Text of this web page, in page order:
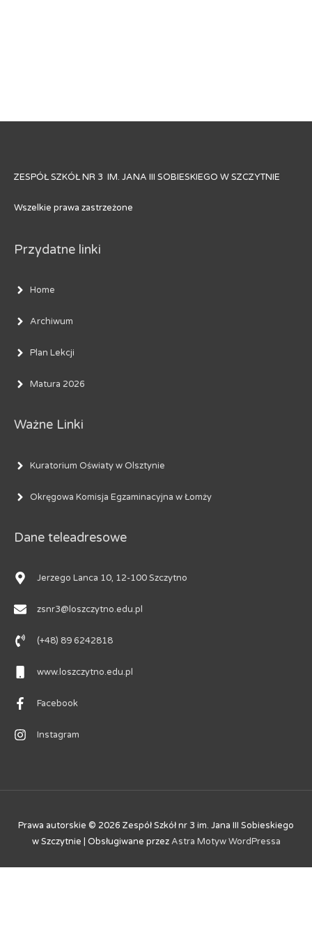
ZESPÓŁ SZKÓŁ NR 3 IM. JANA III SOBIESKIEGO W SZCZYTNIE
Wszelkie prawa zastrzeżone
Przydatne linki
Home
Archiwum
Plan Lekcji
Matura 2026
Ważne Linki
Kuratorium Oświaty w Olsztynie
Okręgowa Komisja Egzaminacyjna w Łomży
Dane teleadresowe
Jerzego Lanca 10, 12-100 Szczytno
zsnr3@loszczytno.edu.pl
(+48) 89 6242818
www.loszczytno.edu.pl
Facebook
Instagram
Prawa autorskie © 2026 Zespół Szkół nr 3 im. Jana III Sobieskiego
w Szczytnie | Obsługiwane przezAstra Motyw WordPressa